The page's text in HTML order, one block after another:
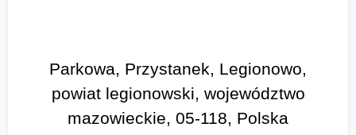
Parkowa, Przystanek, Legionowo,
powiat legionowski, województwo
mazowieckie, 05-118, Polska